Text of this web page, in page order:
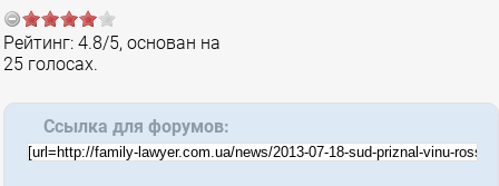
Рейтинг: 4.8/5, основан на
25 голосах.
Ссылка для форумов: